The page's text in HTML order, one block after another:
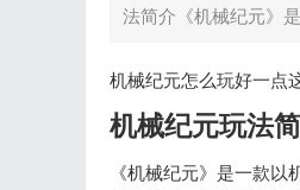
法简介《机械纪元》
机械纪元怎么玩好一点
机械纪元玩法
《机械纪元》是一款